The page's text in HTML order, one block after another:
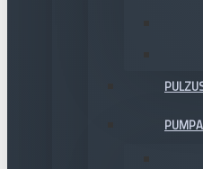
PUMPA